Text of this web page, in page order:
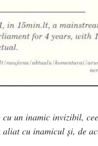
un inamic invizibil,
aliat cu inamicul și, de